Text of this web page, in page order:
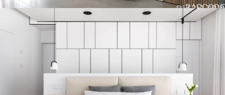
חיפוי קיר דגם
BARCODE